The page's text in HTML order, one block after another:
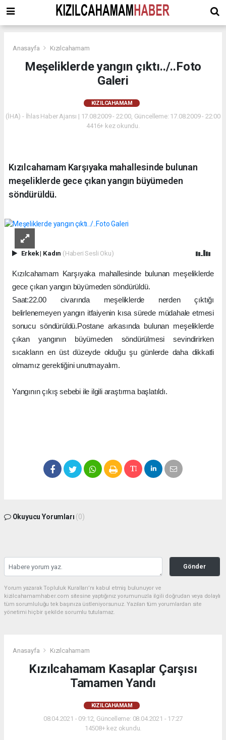
Anasayfa Kızılcahamam
Meşeliklerde yangın çıktı../..Foto
Galeri
KIZILCAHAMAM
(İHA) - İhlas Haber Ajansı | 17.08.2009 - 22:00, Güncelleme: 17.08.2009 - 22:00
4416+ kez okundu.
Kızılcahamam Karşıyaka mahallesinde bulunan
meşeliklerde gece çıkan yangın büyümeden
söndürüldü.
Erkek| Kadın (Haberi Sesli Oku)
Kızılcahamam Karşıyaka mahallesinde bulunan meşeliklerde
gece çıkan yangın büyümeden söndürüldü.
Saat:22.00 civarında meşeliklerde nerden çıktığı
belirlenemeyen yangın itfaiyenin kısa sürede müdahale etmesi
sonucu söndürüldü.Postane arkasında bulunan meşeliklerde
çıkan yangının büyümeden söndürülmesi sevindirirken
sıcakların en üst düzeyde olduğu şu günlerde daha dikkatli
olmamız gerektiğini unutmayalım.
Yangının çıkış sebebi ile ilgili araştırma başlatıldı.
Okuyucu Yorumları (0)
Gönder
Yorum yazarak Topluluk Kuralları’nı kabul etmiş bulunuyor ve
kizilcahamamhaber.com sitesine yaptığınız yorumunuzla ilgili doğrudan veya dolaylı
tüm sorumluluğu tek başınıza üstleniyorsunuz. Yazılan tüm yorumlardan site
yönetimi hiçbir şekilde sorumlu tutulamaz.
Anasayfa Kızılcahamam
Kızılcahamam Kasaplar Çarşısı
Tamamen Yandı
KIZILCAHAMAM
08.04.2021 - 09:12, Güncelleme: 08.04.2021 - 17:27
14508+ kez okundu.